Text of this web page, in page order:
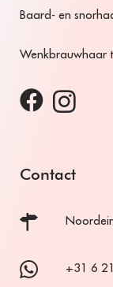
Baard- en
Wenkbrauwhaar
Contact
+31 6